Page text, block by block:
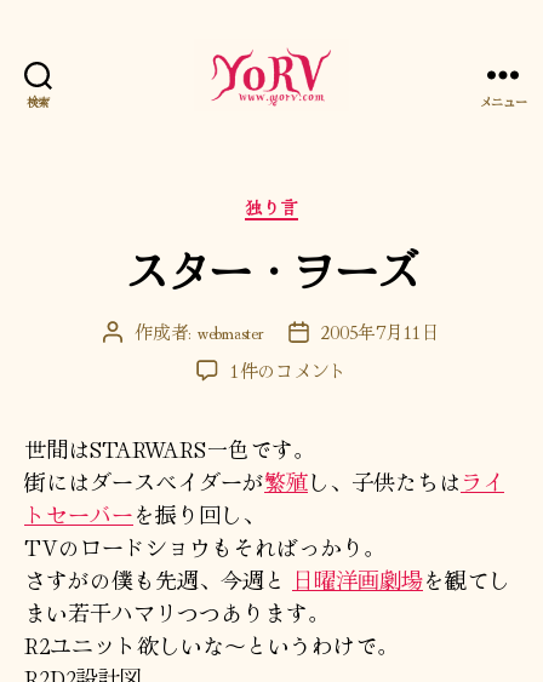
検索 メニュー
カ
テ
リ
独り言
スター・ヲーズ
投 作成者: webmaster
投
稿
日
2005年7月11日
ス
ヲ
ー
ズ
へ
の
1件のコメント
世間はSTARWARS一色です。
街にはダースベイダーが繁殖し、子供たちはライ
トセーバーを振り回し、
TVのロードショウもそればっかり。
さすがの僕も先週、今週と 日曜洋画劇場を観てし
まい若干ハマリつつあります。
R2ユニット欲しいな～というわけで。